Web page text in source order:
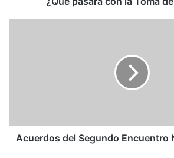
Acuerdos del Segundo Encuentro